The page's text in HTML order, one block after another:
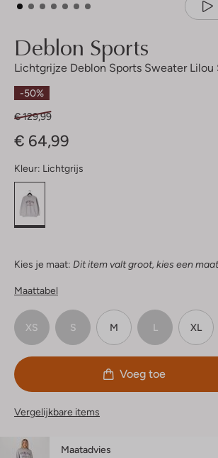
Deblon Sports
Lichtgrijze Deblon Sports Sweater Lilou
-50%
€ 129,99
€ 64,99
Kleur: Lichtgrijs
Kies je maat: Dit item valt groot, kies een
Maattabel
XS S M L XL
Voeg toe
Vergelijkbare items
Maatadvies